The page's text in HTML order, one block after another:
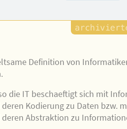
Definition von
die IT beschaeftigt sich mit
Kodierung zu Daten bzw.
deren Abstraktion zu